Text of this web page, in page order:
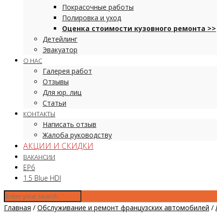
Покрасочные работы
Полировка и уход
Оценка стоимости кузовного ремонта >>
Детейлинг
Эвакуатор
О НАС
Галерея работ
Отзывы
Для юр. лиц
Статьи
КОНТАКТЫ
Написать отзыв
Жалоба руководству
АКЦИИ И СКИДКИ
ВАКАНСИИ
EP6
1.5 Blue HDI
Главная / Обслуживание и ремонт французских автомобилей /